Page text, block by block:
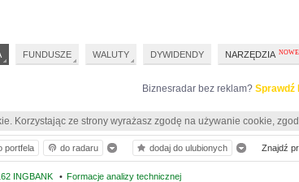
Biznesradar bez reklam? Sprawdź
Korzystając ze strony wyrażasz zgodę na używanie cookie,
INGBANK • Formacje analizy technicznej
portfela do radaru dodaj do ulubionych Znajdź
FUNDUSZE WALUTY DYWIDENDY NARZĘDZIA